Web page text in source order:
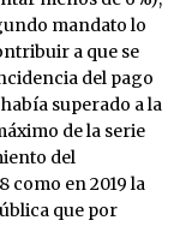
mandato lo
a que se
del pago
superado a la
de la serie
del
como en 2019 la
que por